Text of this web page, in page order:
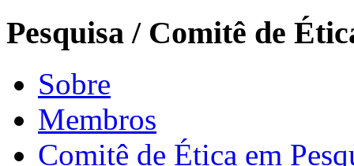
Pesquisa / Comitê de
Sobre
Membros
Comitê de Ética em